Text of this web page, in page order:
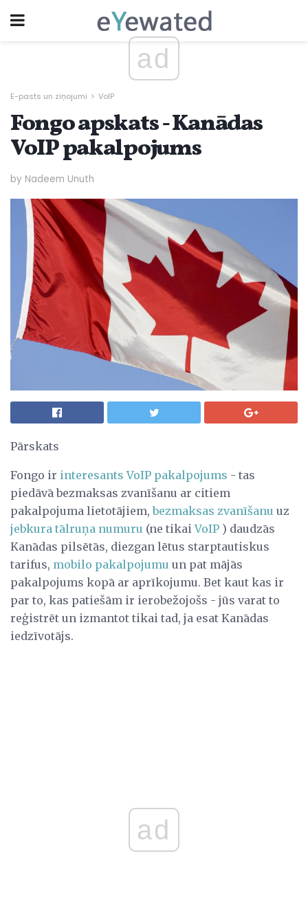
ad
E-pasts un ziņojumi VoIP
Fongo apskats - Kanādas
VoIP pakalpojums
by Nadeem Unuth
Pārskats
Fongo ir interesants VoIP pakalpojums - tas
piedāvā bezmaksas zvanīšanu ar citiem
pakalpojuma lietotājiem,bezmaksas zvanīšanu uz
jebkura tālruņa numuru (ne tikaiVoIP ) daudzās
Kanādas pilsētās, diezgan lētus starptautiskus
tarifus, mobilo pakalpojumu un pat mājās
pakalpojums kopā ar aprīkojumu. Bet kaut kas ir
par to, kas patiešām ir ierobežojošs - jūs varat to
reģistrēt un izmantot tikai tad, ja esat Kanādas
iedzīvotājs.
ad